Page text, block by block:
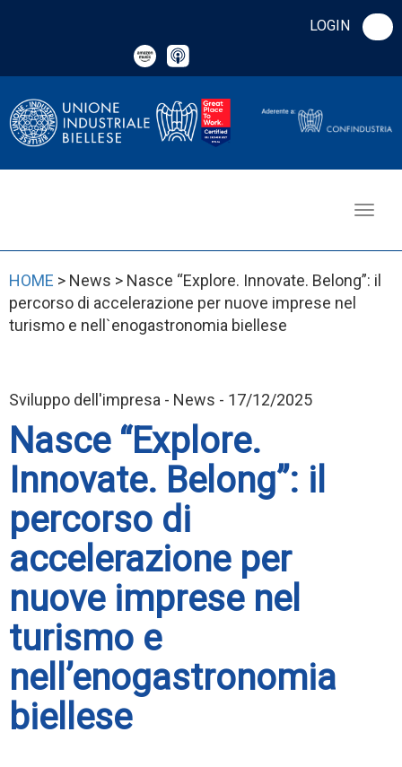
LOGIN
HOME > News > Nasce “Explore. Innovate. Belong”: il
percorso di accelerazione per nuove imprese nel
turismo e nell`enogastronomia biellese
Sviluppo dell'impresa - News - 17/12/2025
Nasce “Explore.
Innovate. Belong”: il
percorso di
accelerazione per
nuove imprese nel
turismo e
nell’enogastronomia
biellese